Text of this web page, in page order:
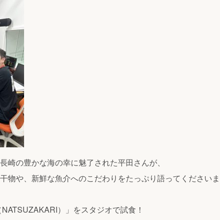
崎の豊かな海の幸に魅了された平田さんが、
物や、新鮮な魚介へのこだわりをたっぷり語ってください
）」をスタジオで試食！